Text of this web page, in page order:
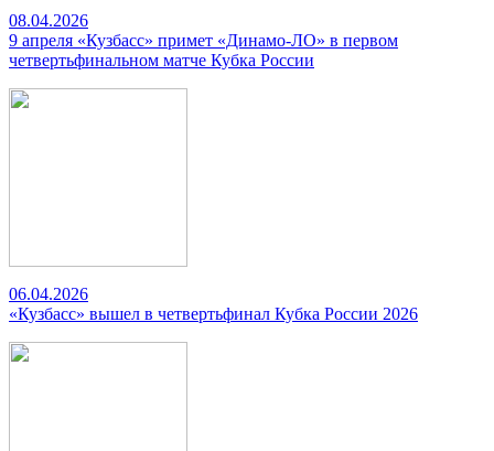
08.04.2026
9 апреля «Кузбасс» примет «Динамо-ЛО» в первом
четвертьфинальном матче Кубка России
06.04.2026
«Кузбасс» вышел в четвертьфинал Кубка России 2026